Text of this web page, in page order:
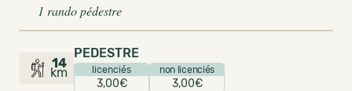
1 rando pédestre
14
km
PEDESTRE
licenciés
3,00€
non licenciés
3,00€